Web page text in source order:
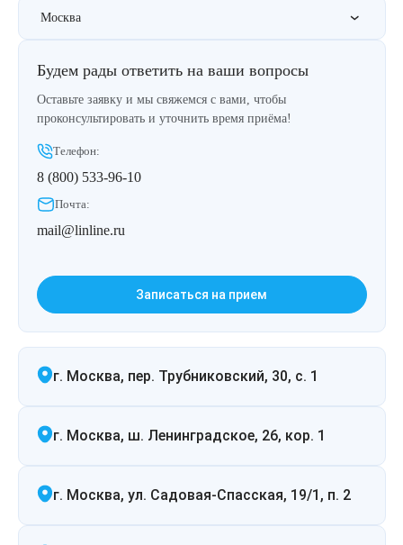
Москва
Будем рады ответить на ваши вопросы
Оставьте заявку и мы свяжемся с вами, чтобы
проконсультировать и уточнить время приёма!
Телефон:
8 (800) 533-96-10
Почта:
mail@linline.ru
Записаться на прием
г. Москва, пер. Трубниковский, 30, с. 1
г. Москва, ш. Ленинградское, 26, кор. 1
г. Москва, ул. Садовая-Спасская, 19/1, п. 2